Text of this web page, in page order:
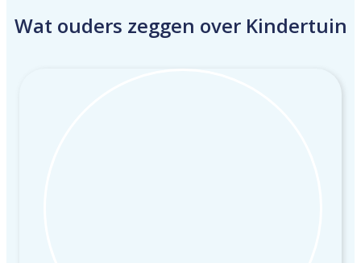
Wat ouders zeggen over Kindertuin